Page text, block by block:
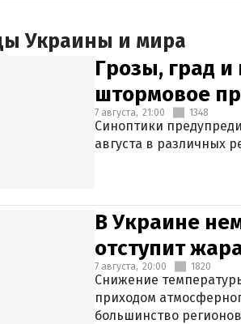
Украины и мира
Грозы, град
штормовое
7 августа, 21:00 1348
Синоптики
августа в различных
В Украине
отступит
7 августа, 20:00 1820
Снижение
приходом
большинство